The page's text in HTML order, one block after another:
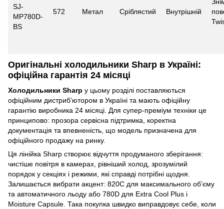
SJ-
MP780D-
BS
572 Метал Сріблястий Внутрішній
Оригінальні холодильники Sharp в Україні:
офіційна гарантія 24 місяці
Холодильники Sharp у цьому розділі поставляються
офіційним дистриб’ютором в Україні та мають офіційну
гарантію виробника 24 місяці. Для супер-преміум техніки це
принципово: прозора сервісна підтримка, коректна
документація та впевненість, що модель призначена для
офіційного продажу на ринку.
Ця лінійка Sharp створює відчуття продуманого зберігання:
чистіше повітря в камерах, рівніший холод, зрозумілий
порядок у секціях і режими, які справді потрібні щодня.
Залишається вибрати акцент: 820C для максимального об’єму
та автоматичного льоду або 780D для Extra Cool Plus і
Moisture Capsule. Така покупка швидко виправдовує себе, коли